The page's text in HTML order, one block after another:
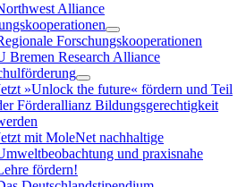
Alliance
Forschungskooperationen
Bremen Research Alliance
»Unlock the future« fördern und Teil
Förderallianz Bildungsgerechtigkeit
mit MoleNet nachhaltige
und praxisnahe
fördern!